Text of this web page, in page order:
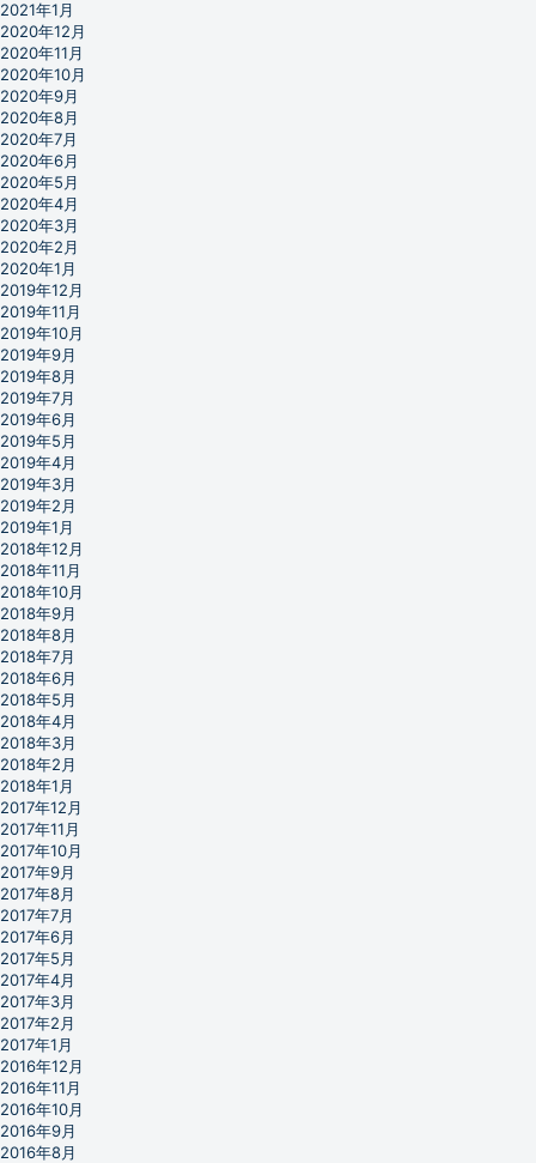
2021年1月
2020年12月
2020年11月
2020年10月
2020年9月
2020年8月
2020年7月
2020年6月
2020年5月
2020年4月
2020年3月
2020年2月
2020年1月
2019年12月
2019年11月
2019年10月
2019年9月
2019年8月
2019年7月
2019年6月
2019年5月
2019年4月
2019年3月
2019年2月
2019年1月
2018年12月
2018年11月
2018年10月
2018年9月
2018年8月
2018年7月
2018年6月
2018年5月
2018年4月
2018年3月
2018年2月
2018年1月
2017年12月
2017年11月
2017年10月
2017年9月
2017年8月
2017年7月
2017年6月
2017年5月
2017年4月
2017年3月
2017年2月
2017年1月
2016年12月
2016年11月
2016年10月
2016年9月
2016年8月